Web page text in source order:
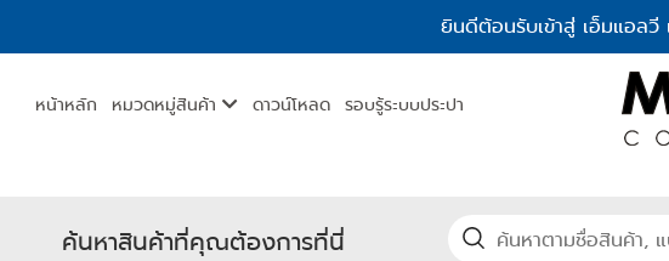
ยินดีต้อนรับเข้าสู่ เอ็มแอล
หน้าหลัก หมวดหมู่สินค้า ดาวน์โหลด รอบรู้ระบบประปา
ค้นหาสินค้าที่คุณต้องการที่นี่